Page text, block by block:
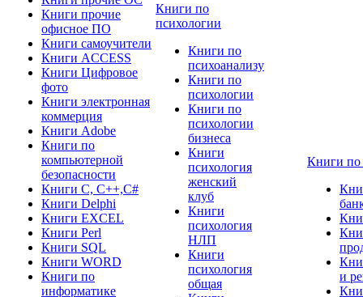
Книги прочие
офисное ПО
Книги самоучители
Книги ACCESS
Книги Цифровое
фото
Книги электронная
коммерция
Книги Adobe
Книги по
компьютерной
безопасности
Книги C, C++,С#
Книги Delphi
Книги EXCEL
Книги Perl
Книги SQL
Книги WORD
Книги по
информатике
Книги по
психологии
Книги по
психоанализу
Книги по
психологии
Книги по
психологии
бизнеса
Книги
психология
женский
клуб
Книги
психология
НЛП
Книги
психология
общая
Книги по
и